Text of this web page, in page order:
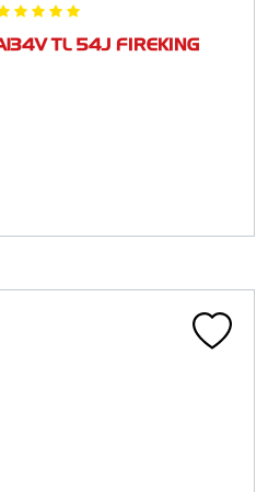
TL 54J FIREKING